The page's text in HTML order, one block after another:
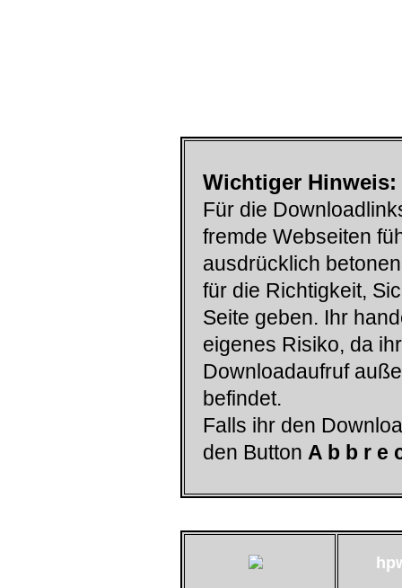
Wichtiger Hinweis:
Für die
fremde Webseiten
ausdrücklich
für die Richtigkeit,
Seite geben. Ihr
eigenes Risiko, da
Downloadaufruf
befindet.
Falls ihr den
den Button A b b r e